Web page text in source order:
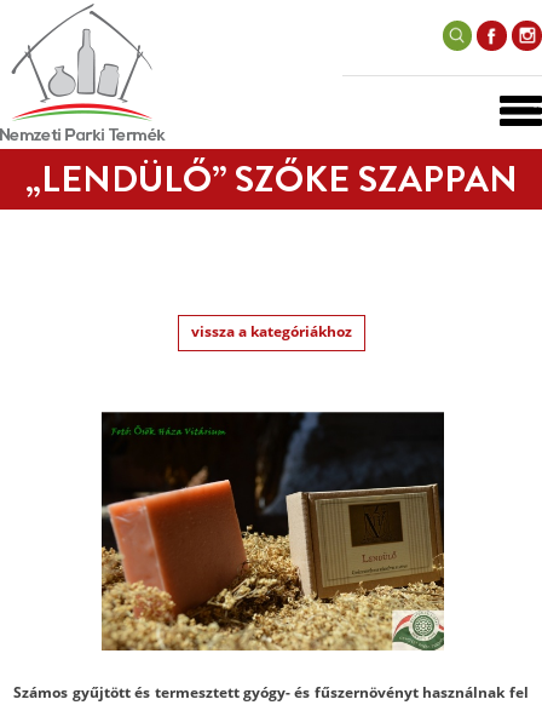
„LENDÜLŐ” SZŐKE SZAPPAN
vissza a kategóriákhoz
Számos gyűjtött és termesztett gyógy- és fűszernövényt használnak fel